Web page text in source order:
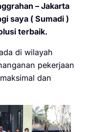
– Jakarta
saya ( Sumadi )
terbaik.
di wilayah
pekerjaan
dan